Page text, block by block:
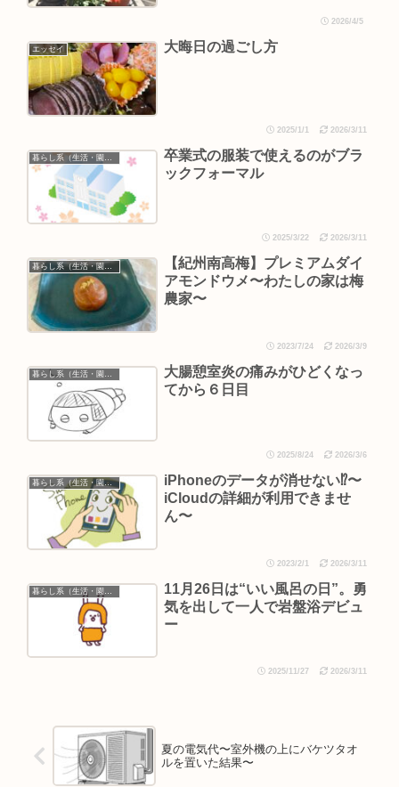
2026/4/5
エッセイ 大晦日の過ごし方
2025/1/1 2026/3/11
卒業式の服装で使えるのがブラ
ックフォーマル
2025/3/22 2026/3/11
暮らし系（生活・園芸など）
【紀州南高梅】プレミアムダイ
アモンドウメ〜わたしの家は梅
農家〜
2023/7/24 2026/3/9
暮らし系（生活・園芸など）
大腸憩室炎の痛みがひどくなっ
てから６日目
2025/8/24 2026/3/6
暮らし系（生活・園芸など）
iPhoneのデータが消せない⁉︎〜
iCloudの詳細が利用できませ
ん〜
2023/2/1 2026/3/11
11月26日は“いい風呂の日”。勇
気を出して一人で岩盤浴デビュ
ー
2025/11/27 2026/3/11
夏の電気代〜室外機の上にバケツタオ
ルを置いた結果〜